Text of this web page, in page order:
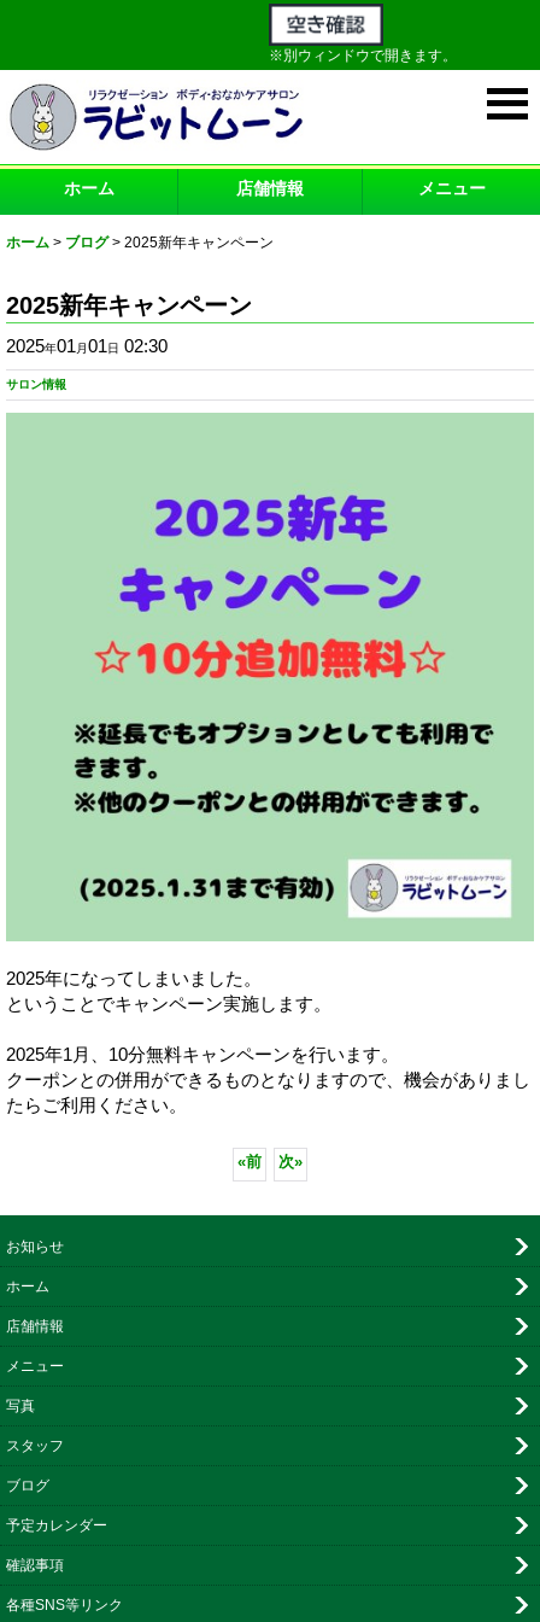
※別ウィンドウで開きます。
ホーム 店舗情報 メニュー
ホーム > ブログ > 2025新年キャンペーン
2025新年キャンペーン
2025年01月01日 02:30
サロン情報
2025年になってしまいました。
ということでキャンペーン実施します。
2025年1月、10分無料キャンペーンを行います。
クーポンとの併用ができるものとなりますので、機会がありまし
たらご利用ください。
«前 次»
お知らせ
ホーム
店舗情報
メニュー
写真
スタッフ
ブログ
予定カレンダー
確認事項
各種SNS等リンク